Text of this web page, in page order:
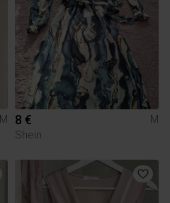
M
8 €
M
Shein